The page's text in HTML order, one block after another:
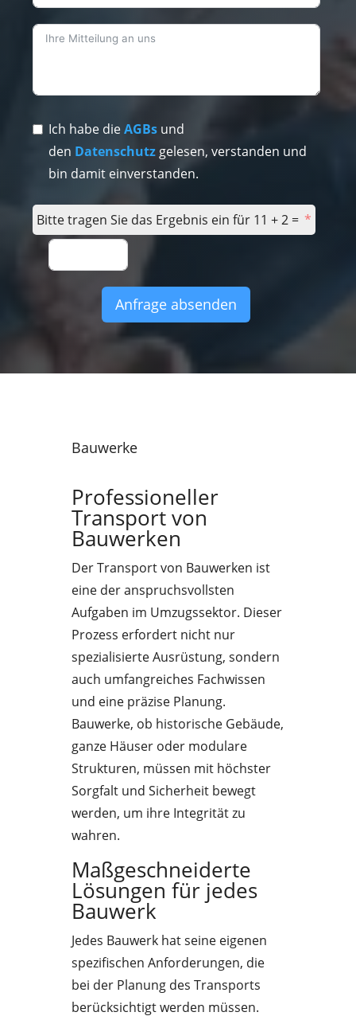
Ich habe dieAGBs und
den Datenschutzgelesen, verstanden und
bin damit einverstanden.
Bitte tragen Sie das Ergebnis ein für 11 + 2 =
Anfrage absenden
Bauwerke
Professioneller
Transport von
Bauwerken
Der Transport von Bauwerken ist
eine der anspruchsvollsten
Aufgaben im Umzugssektor. Dieser
Prozess erfordert nicht nur
spezialisierte Ausrüstung, sondern
auch umfangreiches Fachwissen
und eine präzise Planung.
Bauwerke, ob historische Gebäude,
ganze Häuser oder modulare
Strukturen, müssen mit höchster
Sorgfalt und Sicherheit bewegt
werden, um ihre Integrität zu
wahren.
Maßgeschneiderte
Lösungen für jedes
Bauwerk
Jedes Bauwerk hat seine eigenen
spezifischen Anforderungen, die
bei der Planung des Transports
berücksichtigt werden müssen.